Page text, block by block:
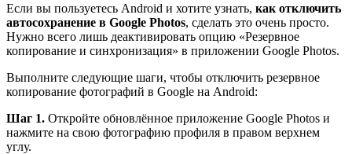
Если вы пользуетесь Android и хотите узнать, как отключить
автосохранение в Google Photos, сделать это очень просто.
Нужно всего лишь деактивировать опцию «Резервное
копирование и синхронизация» в приложении Google Photos.
Выполните следующие шаги, чтобы отключить резервное
копирование фотографий в Google на Android:
Шаг 1. Откройте обновлённое приложение Google Photos и
нажмите на свою фотографию профиля в правом верхнем
углу.